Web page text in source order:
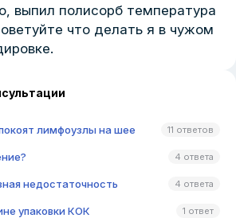
выпил полисорб температура
что делать я в чужом
лимфоузлы на шее 11 ответов
4 ответа
недостаточность 4 ответа
упаковки КОК 1 ответ